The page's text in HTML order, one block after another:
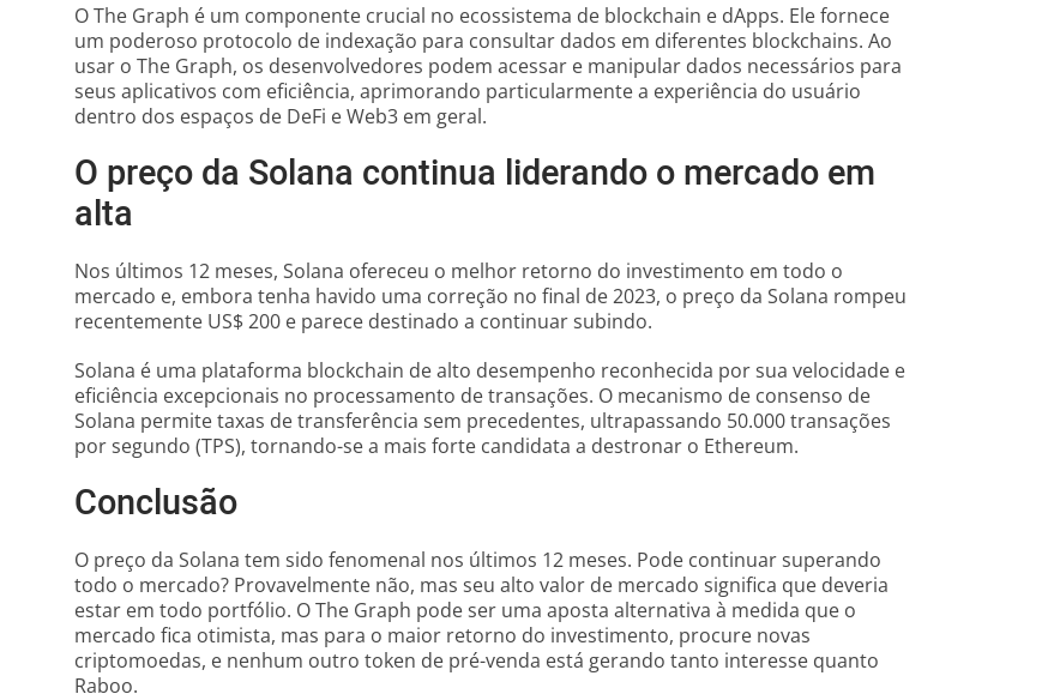
O The Graph é um componente crucial no ecossistema de blockchain e dApps. Ele fornece
um poderoso protocolo de indexação para consultar dados em diferentes blockchains. Ao
usar o The Graph, os desenvolvedores podem acessar e manipular dados necessários para
seus aplicativos com eficiência, aprimorando particularmente a experiência do usuário
dentro dos espaços de DeFi e Web3 em geral.
O preço da Solana continua liderando o mercado em
alta
Nos últimos 12 meses, Solana ofereceu o melhor retorno do investimento em todo o
mercado e, embora tenha havido uma correção no final de 2023, o preço da Solana rompeu
recentemente US$ 200 e parece destinado a continuar subindo.
Solana é uma plataforma blockchain de alto desempenho reconhecida por sua velocidade e
eficiência excepcionais no processamento de transações. O mecanismo de consenso de
Solana permite taxas de transferência sem precedentes, ultrapassando 50.000 transações
por segundo (TPS), tornando-se a mais forte candidata a destronar o Ethereum.
Conclusão
O preço da Solana tem sido fenomenal nos últimos 12 meses. Pode continuar superando
todo o mercado? Provavelmente não, mas seu alto valor de mercado significa que deveria
estar em todo portfólio. O The Graph pode ser uma aposta alternativa à medida que o
mercado fica otimista, mas para o maior retorno do investimento, procure novas
criptomoedas, e nenhum outro token de pré-venda está gerando tanto interesse quanto
Raboo.